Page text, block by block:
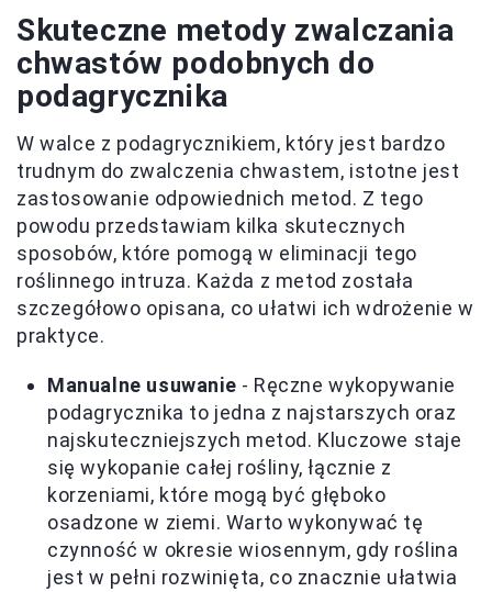
Skuteczne metody zwalczania
chwastów podobnych do
podagrycznika
W walce z podagrycznikiem, który jest bardzo
trudnym do zwalczenia chwastem, istotne jest
zastosowanie odpowiednich metod. Z tego
powodu przedstawiam kilka skutecznych
sposobów, które pomogą w eliminacji tego
roślinnego intruza. Każda z metod została
szczegółowo opisana, co ułatwi ich wdrożenie w
praktyce.
Manualne usuwanie - Ręczne wykopywanie
podagrycznika to jedna z najstarszych oraz
najskuteczniejszych metod. Kluczowe staje
się wykopanie całej rośliny, łącznie z
korzeniami, które mogą być głęboko
osadzone w ziemi. Warto wykonywać tę
czynność w okresie wiosennym, gdy roślina
jest w pełni rozwinięta, co znacznie ułatwia